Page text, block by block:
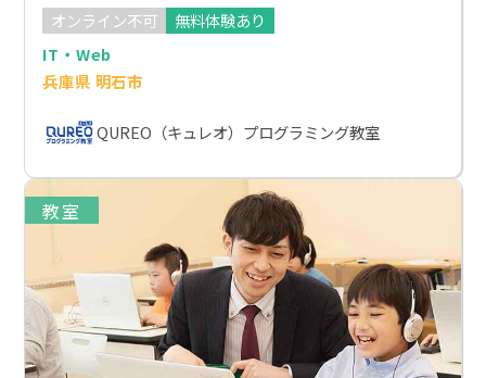
オンライン不可
無料体験あり
IT・Web
兵庫県 明石市
QUREO（キュレオ）プログラミング教室
教室